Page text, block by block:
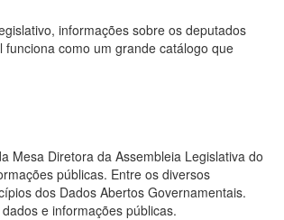
informações sobre os deputados
como um grande catálogo que
Mesa Diretora da Assembleia Legislativa do
públicas. Entre os diversos
dos Dados Abertos Governamentais.
e informações públicas.